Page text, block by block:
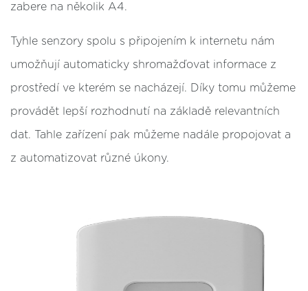
zabere na několik A4.
Tyhle senzory spolu s připojením k internetu nám
umožňují automaticky shromažďovat informace z
prostředí ve kterém se nacházejí. Díky tomu můžeme
provádět lepší rozhodnutí na základě relevantních
dat. Tahle zařízení pak můžeme nadále propojovat a
z automatizovat různé úkony.